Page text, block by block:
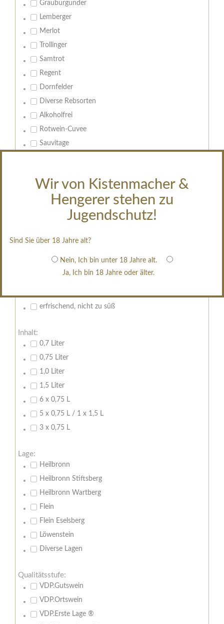
Wir von Kistenmacher &
Hengerer stehen zu
Jugendschutz!
Sind Sie über 18 Jahre alt?
Nein, Ich bin unter 18 Jahre alt.
Ja, Ich bin 18 Jahre oder älter.
Grauburgunder
Lemberger
Merlot
Trollinger
Samtrot
Regent
Dornfelder
Diverse Rebsorten
Alkoholfrei
Rotwein-Cuvee
Sauvitage
Geschmack:
trocken
restsüß
erfrischend, nicht zu süß
Inhalt:
0,7 Liter
0,75 Liter
1,0 Liter
1,5 Liter
6 x 0,75 L
5 x 0,75 L / 1 x 1,5 L
3 x 0,75 L
Lage:
Heilbronn
Heilbronn Stiftsberg
Heilbronn Wartberg
Flein
Flein Eselsberg
Löwenstein
Diverse Lagen
Qualitätsstufe:
VDP.Gutswein
VDP.Ortswein
VDP.Erste Lage ®